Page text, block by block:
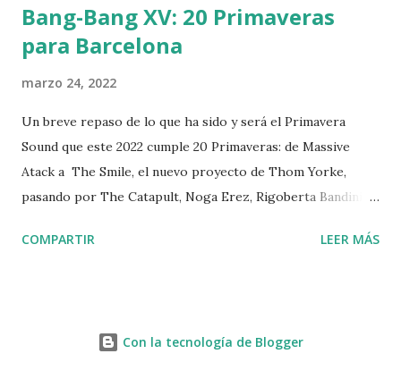
Bang-Bang XV: 20 Primaveras
para Barcelona
marzo 24, 2022
Un breve repaso de lo que ha sido y será el Primavera
Sound que este 2022 cumple 20 Primaveras: de Massive
Atack a The Smile, el nuevo proyecto de Thom Yorke,
pasando por The Catapult, Noga Erez, Rigoberta Bandini,
la imagen o aquí para ir al podcast<< Podcast grabado
COMPARTIR LEER MÁS
Con la tecnología de Blogger